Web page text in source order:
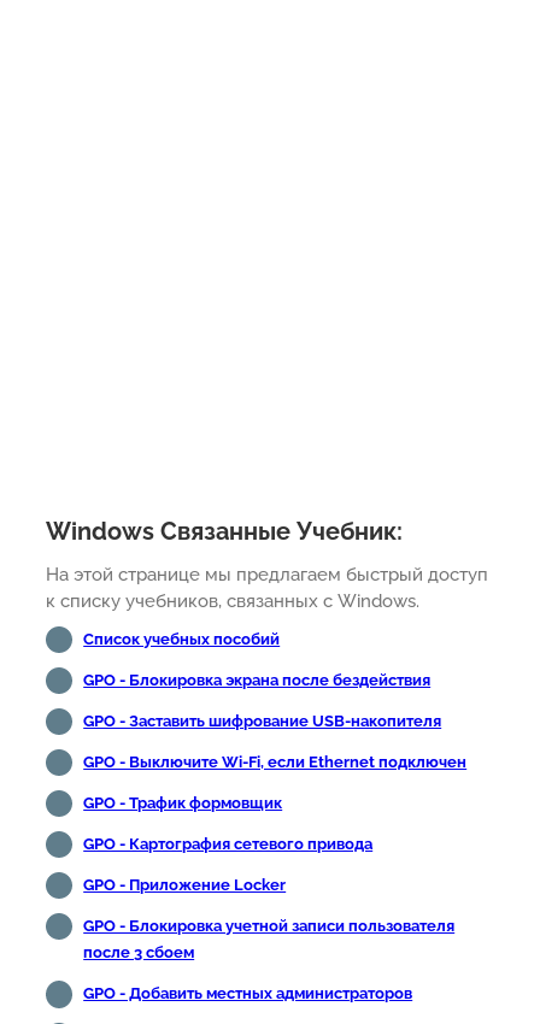
Windows Связанные Учебник:
На этой странице мы предлагаем быстрый доступ
к списку учебников, связанных с Windows.
Список учебных пособий
GPO - Блокировка экрана после бездействия
GPO - Заставить шифрование USB-накопителя
GPO - Выключите Wi-Fi, если Ethernet подключен
GPO - Трафик формовщик
GPO - Картография сетевого привода
GPO - Приложение Locker
GPO - Блокировка учетной записи пользователя
после 3 сбоем
GPO - Добавить местных администраторов